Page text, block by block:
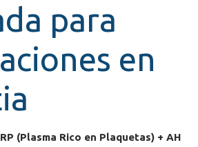
para
en
(Plasma Rico en Plaquetas) + AH